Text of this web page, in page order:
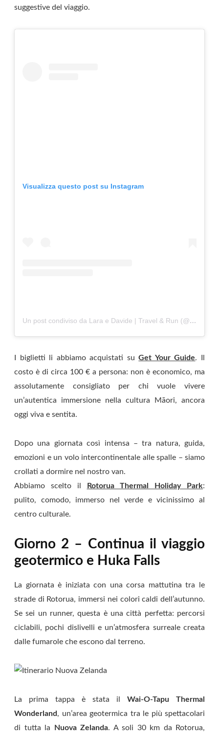
suggestive del viaggio.
Visualizza questo post su Instagram
Un post condiviso da Lara e Davide | Travel & Run (@viaggiacorrisogna)
I biglietti li abbiamo acquistati suGet Your Guide. Il
costo è di circa 100 € a persona: non è economico, ma
assolutamente consigliato per chi vuole vivere
un’autentica immersione nella cultura Māori, ancora
oggi viva e sentita.
Dopo una giornata così intensa – tra natura, guida,
emozioni e un volo intercontinentale alle spalle – siamo
crollati a dormire nel nostro van.
Abbiamo scelto il
Rotorua Thermal Holiday Park:
pulito, comodo, immerso nel verde e vicinissimo al
centro culturale.
Giorno 2 – Continua il viaggio
geotermico e Huka Falls
La giornata è iniziata con una corsa mattutina tra le
strade di Rotorua, immersi nei colori caldi dell’autunno.
Se sei un runner, questa è una città perfetta: percorsi
ciclabili, pochi dislivelli e un’atmosfera surreale creata
dalle fumarole che escono dal terreno.
La prima tappa è stata il Wai-O-Tapu Thermal
Wonderland, un’area geotermica tra le più spettacolari
di tutta la
Nuova Zelanda. A soli 30 km da Rotorua,